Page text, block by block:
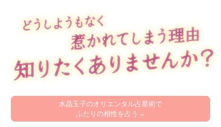
水晶玉子のオリエンタル占星術で
ふたりの相性を占う→